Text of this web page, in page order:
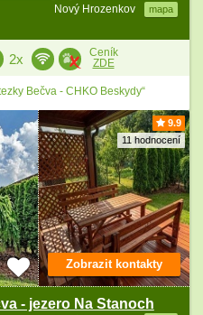
Nový Hrozenkov mapa
2x
Ceník
ZDE
Bečva - CHKO Beskydy“
9.9
11 hodnocení
- jezero Na Stanoch
Zobrazit kontakty